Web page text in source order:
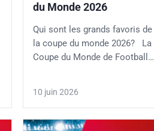
du Monde 2026
Qui sont les grands favoris de
la coupe du monde 2026? La
Coupe du Monde de Football…
10 juin 2026